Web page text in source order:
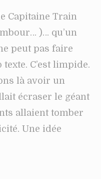
Capitaine Train
)… qu’un
peut pas faire
C’est limpide.
là avoir un
écraser le géant
allaient tomber
Une idée